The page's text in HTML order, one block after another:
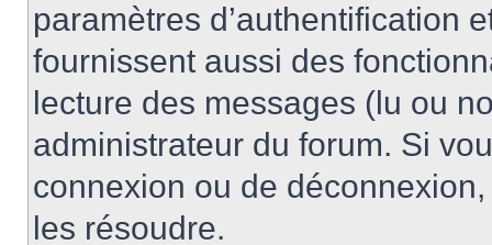
paramètres d’authentification
fournissent aussi des
lecture des messages (lu ou
administrateur du forum. Si
connexion ou de
les résoudre.